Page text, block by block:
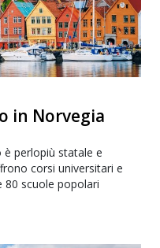
in Norvegia
è perlopiù statale e
corsi universitari e
scuole popolari